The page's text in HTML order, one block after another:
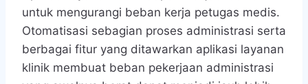
untuk mengurangi beban kerja petugas medis.
Otomatisasi sebagian proses administrasi serta
berbagai fitur yang ditawarkan aplikasi layanan
klinik membuat beban pekerjaan administrasi